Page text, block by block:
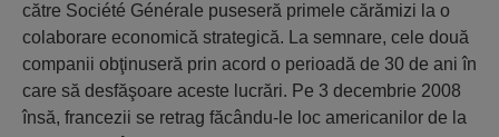
către Société Générale puseseră primele cărămizi la o
colaborare economică strategică. La semnare, cele două
companii obţinuseră prin acord o perioadă de 30 de ani în
care să desfăşoare aceste lucrări. Pe 3 decembrie 2008
însă, francezii se retrag făcându-le loc americanilor de la